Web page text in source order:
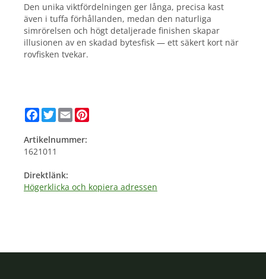
Den unika viktfördelningen ger långa, precisa kast
även i tuffa förhållanden, medan den naturliga
simrörelsen och högt detaljerade finishen skapar
illusionen av en skadad bytesfisk — ett säkert kort när
rovfisken tvekar.
Facebook
Twitter
Email
Artikelnummer:
1621011
Direktlänk:
Högerklicka och kopiera adressen